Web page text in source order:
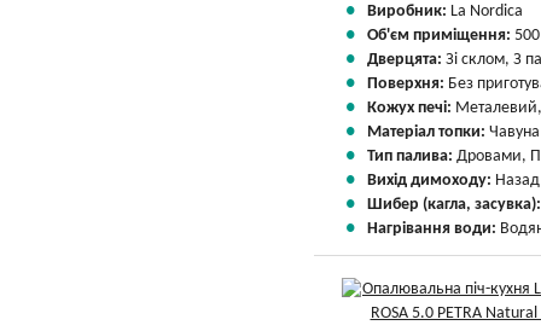
Виробник: La Nordica
Об'єм приміщення:
Дверцята: Зі склом, З
Поверхня: Без
Кожух печі:
Матеріал топки: Чавуна
Тип палива: Дровами,
Вихід димоходу: Назад
Шибер (кагла,
Нагрівання води: